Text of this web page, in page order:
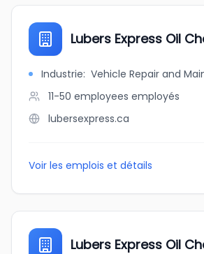
Lubers Express Oil
Industrie: Vehicle Repair and
11-50 employees employés
lubersexpress.ca
Voir les emplois et détails
Lubers Express Oil